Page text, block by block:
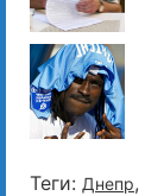
Теги: Днепр,